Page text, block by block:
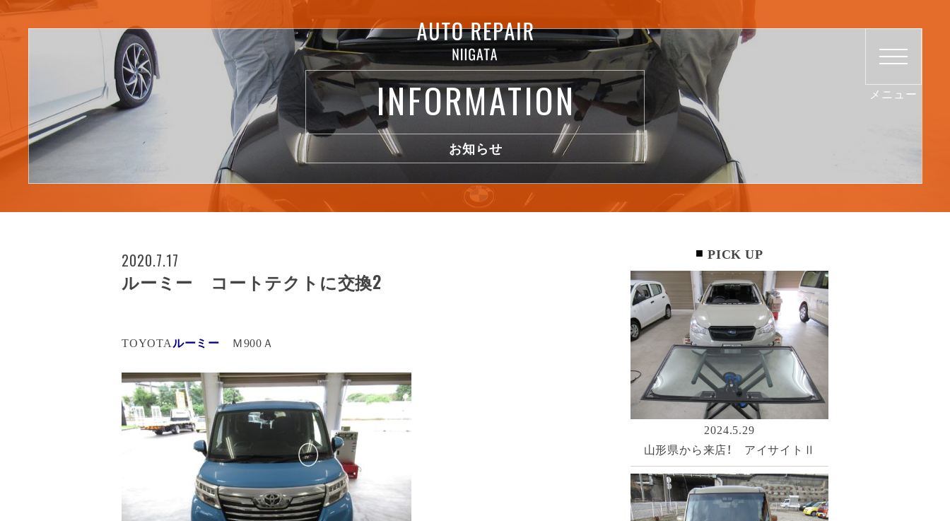
INFORMATION
お知らせ
2020.7.17
ルーミー コートテクトに交換2
TOYOTAルーミー Ｍ900Ａ
PICK UP
2024.5.29
山形県から来店！ アイサイトⅡ